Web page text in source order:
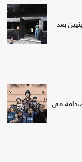
بعد
في